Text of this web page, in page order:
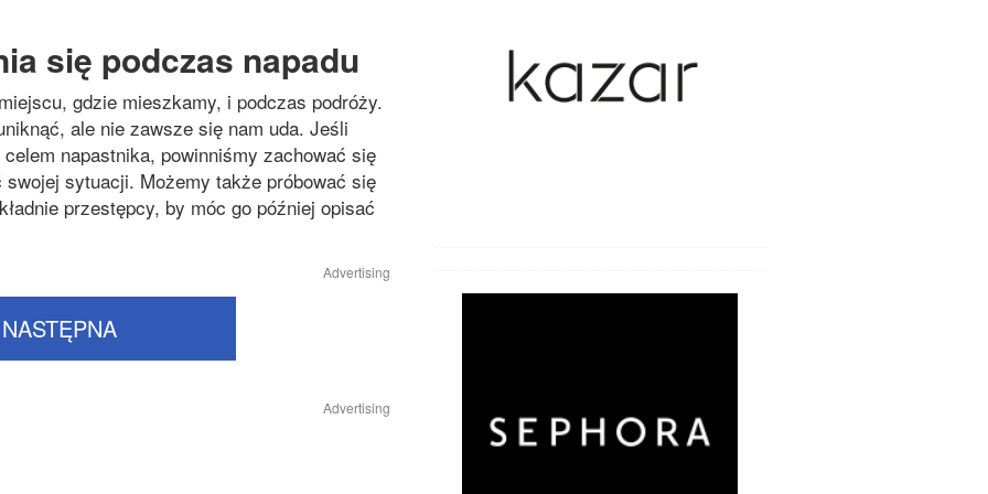
się podczas napadu
gdzie mieszkamy, i podczas podróży.
ale nie zawsze się nam uda. Jeśli
napastnika, powinniśmy zachować się
sytuacji. Możemy także próbować się
przestępcy, by móc go później opisać
Advertising
NASTĘPNA
Advertising